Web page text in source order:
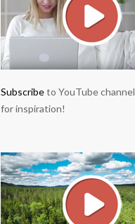
Subscribeto YouTube channel
for inspiration!